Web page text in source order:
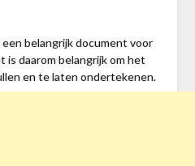
belangrijk document voor
is daarom belangrijk om het
en te laten ondertekenen.